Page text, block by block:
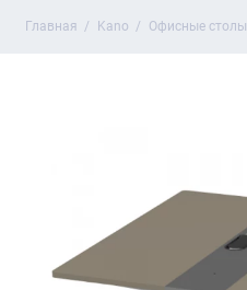
Главная Kano Офисные столы